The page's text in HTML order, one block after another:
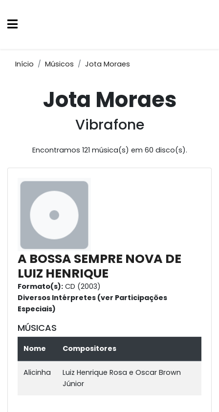
Início Músicos Jota Moraes
Jota Moraes
Vibrafone
Encontramos 121 música(s) em 60 disco(s).
A BOSSA SEMPRE NOVA DE
LUIZ HENRIQUE
Formato(s): CD (2003)
Diversos Intérpretes (ver Participações
Especiais)
MÚSICAS
Nome Compositores
Alicinha
Luiz Henrique Rosa e Oscar Brown
Júnior